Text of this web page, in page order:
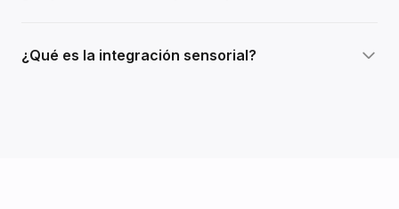
¿Qué es la integración sensorial?